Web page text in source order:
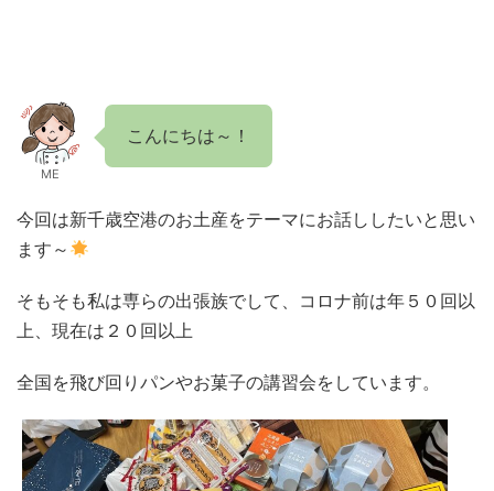
ME
こんにちは～！
今回は新千歳空港のお土産をテーマにお話ししたいと思い
ます～
そもそも私は専らの出張族でして、コロナ前は年５０回以
上、現在は２０回以上
全国を飛び回りパンやお菓子の講習会をしています。